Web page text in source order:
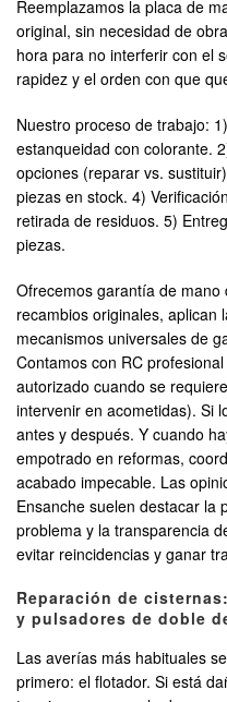
Reemplazamos la placa de
original, sin necesidad de
hora para no interferir con el
rapidez y el orden con que
Nuestro proceso de trabajo:
estanqueidad con colorante.
opciones (reparar vs.
piezas en stock. 4)
retirada de residuos. 5)
piezas.
Ofrecemos garantía de mano
recambios originales, aplican
mecanismos universales de
Contamos con RC
autorizado cuando se
intervenir en acometidas). Si
antes y después. Y cuando
empotrado en reformas,
acabado impecable. Las
Ensanche suelen destacar la
problema y la transparencia
evitar reincidencias y ganar
Reparación de
y pulsadores de doble
Las averías más habituales
primero: el flotador. Si está